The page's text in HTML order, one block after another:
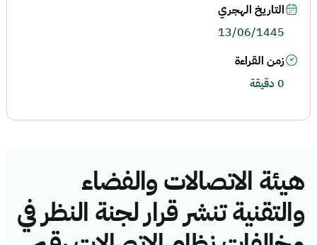
هيئة الاتصالات والفضاء
والتقنية تنشر قرار لجنة النظر في
التاريخ الهجري
13/06/1445
زمن القراءة
0 دقيقة